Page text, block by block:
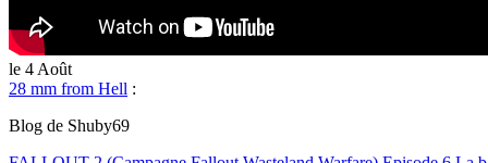
le 4 Août
28 mm from Hell :
Blog de Shuby69